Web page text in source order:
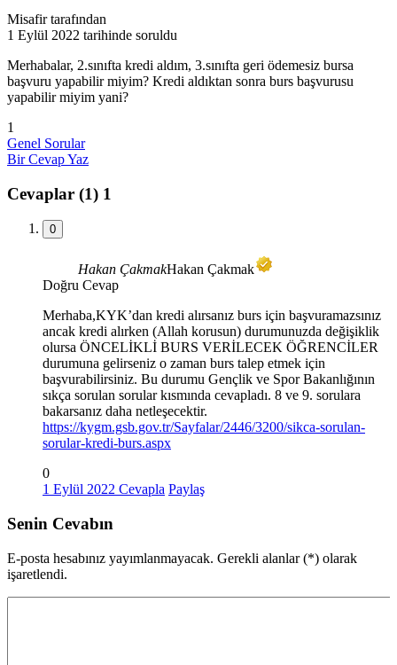
Misafir tarafından
1 Eylül 2022 tarihinde soruldu
Merhabalar, 2.sınıfta kredi aldım, 3.sınıfta geri ödemesiz bursa
başvuru yapabilir miyim? Kredi aldıktan sonra burs başvurusu
yapabilir miyim yani?
1
Genel Sorular
Bir Cevap Yaz
Cevaplar (1) 1
0
Hakan ÇakmakHakan Çakmak
Doğru Cevap
Merhaba,KYK’dan kredi alırsanız burs için başvuramazsınız
ancak kredi alırken (Allah korusun) durumunuzda değişiklik
olursa ÖNCELİKLİ BURS VERİLECEK ÖĞRENCİLER
durumuna gelirseniz o zaman burs talep etmek için
başvurabilirsiniz. Bu durumu Gençlik ve Spor Bakanlığının
sıkça sorulan sorular kısmında cevapladı. 8 ve 9. sorulara
bakarsanız daha netleşecektir.
https://kygm.gsb.gov.tr/Sayfalar/2446/3200/sikca-sorulan-
sorular-kredi-burs.aspx
0
1 Eylül 2022 Cevapla Paylaş
Senin Cevabın
E-posta hesabınız yayımlanmayacak. Gerekli alanlar (*) olarak
işaretlendi.